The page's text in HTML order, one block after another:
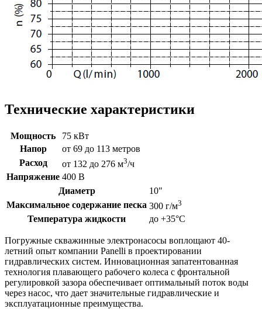
Технические характеристики
Мощность
75 кВт
Напор
от 69 до 113 метров
Расход
от 132 до 276 м3/ч
Напряжение 400 В
Диаметр
10"
Максимальное содержание песка 300 г/м3
Температура жидкости до +35°C
Погружные скважинные электронасосы воплощают 40-
летний опыт компании Panelli в проектировании
гидравлических систем. Инновационная запатентованная
технология плавающего рабочего колеса с фронтальной
регулировкой зазора обеспечивает оптимальный поток воды
через насос, что дает значительные гидравлические и
эксплуатационные преимущества.